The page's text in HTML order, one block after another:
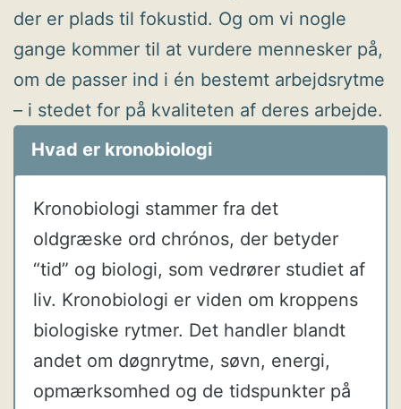
der er plads til fokustid. Og om vi nogle
gange kommer til at vurdere mennesker på,
om de passer ind i én bestemt arbejdsrytme
– i stedet for på kvaliteten af deres arbejde.
Hvad er kronobiologi
Kronobiologi stammer fra det
oldgræske ord chrónos, der betyder
“tid” og biologi, som vedrører studiet af
liv. Kronobiologi er viden om kroppens
biologiske rytmer. Det handler blandt
andet om døgnrytme, søvn, energi,
opmærksomhed og de tidspunkter på